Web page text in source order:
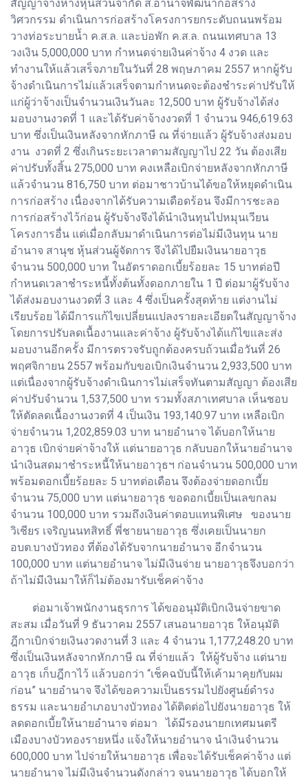
สัญญาจ้างห้างหุ้นส่วนจำกัด ส.อำนาจพัฒนาก่อสร้าง
วิศวกรรม ดำเนินการก่อสร้างโครงการยกระดับถนนพร้อม
วางท่อระบายน้ำ ค.ส.ล. และบ่อพัก ค.ส.ล. ถนนเทศบาล 13
วงเงิน 5,000,000 บาท กำหนดจ่ายเงินค่าจ้าง 4 งวด และ
ทำงานให้แล้วเสร็จภายในวันที่ 28 พฤษภาคม 2557 หากผู้รับ
จ้างดำเนินการไม่แล้วเสร็จตามกำหนดจะต้องชำระค่าปรับให้
แก่ผู้ว่าจ้างเป็นจำนวนเงินวันละ 12,500 บาท ผู้รับจ้างได้ส่ง
มอบงานงวดที่ 1 และได้รับค่าจ้างงวดที่ 1 จำนวน 946,619.63
บาท ซึ่งเป็นเงินหลังจากหักภาษี ณ ที่จ่ายแล้ว ผู้รับจ้างส่งมอบ
งาน งวดที่ 2 ซึ่งเกินระยะเวลาตามสัญญาไป 22 วัน ต้องเสีย
ค่าปรับทั้งสิ้น 275,000 บาท คงเหลือเบิกจ่ายหลังจากหักภาษี
แล้วจำนวน 816,750 บาท ต่อมาชาวบ้านได้ขอให้หยุดดำเนิน
การก่อสร้าง เนื่องจากได้รับความเดือดร้อน จึงมีการชะลอ
การก่อสร้างไว้ก่อน ผู้รับจ้างจึงได้นำเงินทุนไปหมุนเวียน
โครงการอื่น แต่เมื่อกลับมาดำเนินการต่อไม่มีเงินทุน นาย
อำนาจ สานุช หุ้นส่วนผู้จัดการ จึงได้ไปยืมเงินนายอาวุธ
จำนวน 500,000 บาท ในอัตราดอกเบี้ยร้อยละ 15 บาทต่อปี
กำหนดเวลาชำระหนี้ทั้งต้นทั้งดอกภายใน 1 ปี ต่อมาผู้รับจ้าง
ได้ส่งมอบงานงวดที่ 3 และ 4 ซึ่งเป็นครั้งสุดท้าย แต่งานไม่
เรียบร้อย ได้มีการแก้ไขเปลี่ยนแปลงรายละเอียดในสัญญาจ้าง
โดยการปรับลดเนื้องานและค่าจ้าง ผู้รับจ้างได้แก้ไขและส่ง
มอบงานอีกครั้ง มีการตรวจรับถูกต้องครบถ้วนเมื่อวันที่ 26
พฤศจิกายน 2557 พร้อมกับขอเบิกเงินจำนวน 2,933,500 บาท
แต่เนื่องจากผู้รับจ้างดำเนินการไม่เสร็จทันตามสัญญา ต้องเสีย
ค่าปรับจำนวน 1,537,500 บาท รวมทั้งสภาเทศบาล เห็นชอบ
ให้ตัดลดเนื้องานงวดที่ 4 เป็นเงิน 193,140.97 บาท เหลือเบิก
จ่ายจำนวน 1,202,859.03 บาท นายอำนาจ ได้บอกให้นาย
อาวุธ เบิกจ่ายค่าจ้างให้ แต่นายอาวุธ กลับบอกให้นายอำนาจ
นำเงินสดมาชำระหนี้ให้นายอาวุธฯ ก่อนจำนวน 500,000 บาท
พร้อมดอกเบี้ยร้อยละ 5 บาทต่อเดือน จึงต้องจ่ายดอกเบี้ย
จำนวน 75,000 บาท แต่นายอาวุธ ขอดอกเบี้ยเป็นเลขกลม
จำนวน 100,000 บาท รวมถึงเงินค่าตอบแทนพิเศษ ของนาย
วิเชียร เจริญนนทสิทธิ์ พี่ชายนายอาวุธ ซึ่งเคยเป็นนายก
อบต.บางบัวทอง ที่ต้องได้รับจากนายอำนาจ อีกจำนวน
100,000 บาท แต่นายอำนาจ ไม่มีเงินจ่าย นายอาวุธจึงบอกว่า
ถ้าไม่มีเงินมาให้ก็ไม่ต้องมารับเช็คค่าจ้าง
ต่อมาเจ้าพนักงานธุรการ ได้ขออนุมัติเบิกเงินจ่ายขาด
สะสม เมื่อวันที่ 9 ธันวาคม 2557 เสนอนายอาวุธ ให้อนุมัติ
ฎีกาเบิกจ่ายเงินงวดงานที่ 3 และ 4 จำนวน 1,177,248.20 บาท
ซึ่งเป็นเงินหลังจากหักภาษี ณ ที่จ่ายแล้ว ให้ผู้รับจ้าง แต่นาย
อาวุธ เก็บฎีกาไว้ แล้วบอกว่า “เช็คฉบับนี้ให้เค้ามาคุยกับผม
ก่อน” นายอำนาจ จึงได้ขอความเป็นธรรมไปยังศูนย์ดำรง
ธรรม และนายอำเภอบางบัวทอง ได้ติดต่อไปยังนายอาวุธ ให้
ลดดอกเบี้ยให้นายอำนาจ ต่อมา ได้มีรองนายกเทศมนตรี
เมืองบางบัวทองรายหนึ่ง แจ้งให้นายอำนาจ นำเงินจำนวน
600,000 บาท ไปจ่ายให้นายอาวุธ เพื่อจะได้รับเช็คค่าจ้าง แต่
นายอำนาจ ไม่มีเงินจำนวนดังกล่าว จนนายอาวุธ ได้บอกให้